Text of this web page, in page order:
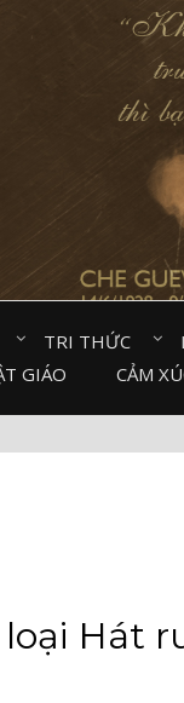
TRI THỨC⠀
GIÁO⠀
CẢM
Hát